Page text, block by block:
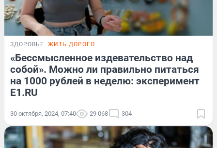
ЗДОРОВЬЕ ЖИТЬ ДОРОГО
«Бессмысленное издевательство над
собой». Можно ли правильно питаться
на 1000 рублей в неделю: эксперимент
Е1.RU
30 октября, 2024, 07:40 29 068 304